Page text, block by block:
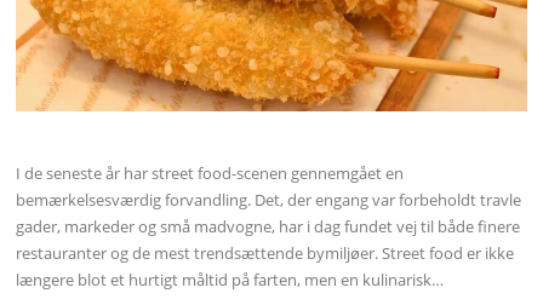
I de seneste år har street food-scenen gennemgået en
bemærkelsesværdig forvandling. Det, der engang var forbeholdt travle
gader, markeder og små madvogne, har i dag fundet vej til både finere
restauranter og de mest trendsættende bymiljøer. Street food er ikke
længere blot et hurtigt måltid på farten, men en kulinarisk…